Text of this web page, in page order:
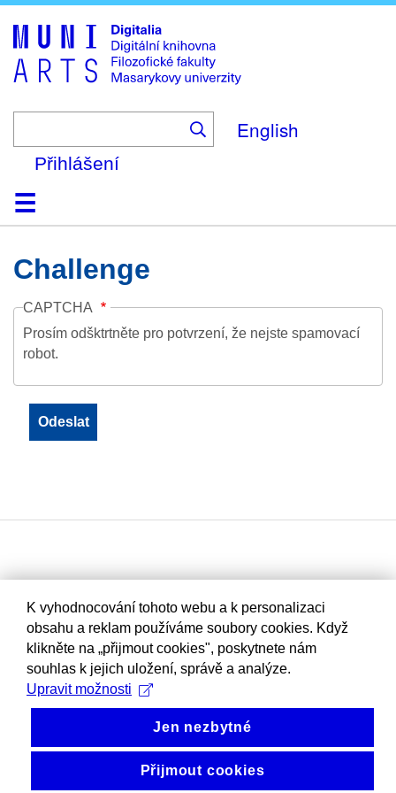
to
main
content
English
Přihlášení
DomůKolekce
Prohlížení
Vyhledávání
O platformě
Nápověda
KontaktDigitalia
Challenge
CAPTCHA
Prosím odšktrtněte pro potvrzení, že nejste spamovací
robot.
K vyhodnocování tohoto webu a k personalizaci
obsahu a reklam používáme soubory cookies. Když
klikněte na „přijmout cookies", poskytnete nám
souhlas k jejich uložení, správě a analýze.
Upravit možnosti
Jen nezbytné
Přijmout cookies